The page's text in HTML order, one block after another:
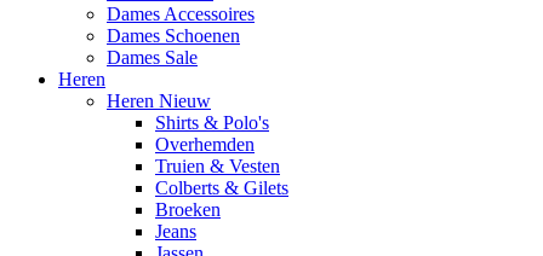
Dames Accessoires
Dames Schoenen
Dames Sale
Heren
Heren Nieuw
Shirts & Polo's
Overhemden
Truien & Vesten
Colberts & Gilets
Broeken
Jeans